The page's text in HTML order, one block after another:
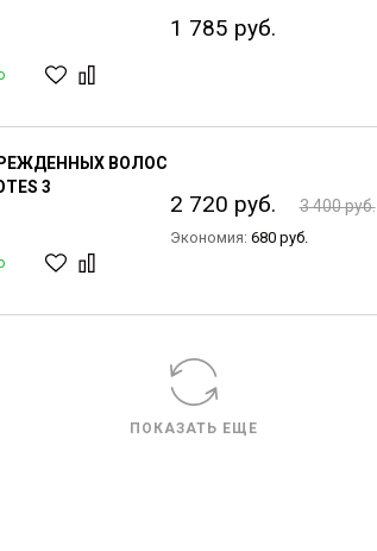
1 785 руб.
ВОЛОС
3
2 720 руб. 3 400 руб.
Экономия: 680 руб.
ПОКАЗАТЬ ЕЩЕ